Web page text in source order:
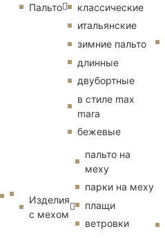
Пальто
классические
итальянские
зимние пальто
длинные
двубортные
в стиле max
mara
бежевые
Изделия
с мехом
пальто на
меху
парки на меху
плащи
ветровки